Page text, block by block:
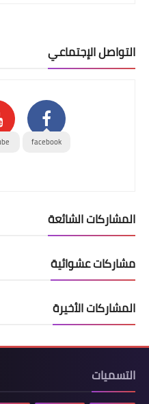
التواصل الإجتماعي
facebook
المشاركات الشائعة
مشاركات عشوائية
المشاركات الأخيرة
التسميات